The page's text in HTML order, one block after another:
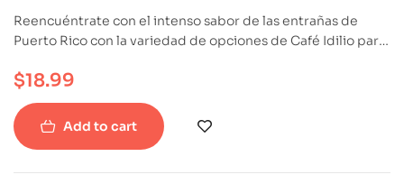
Reencuéntrate con el intenso sabor de las entrañas de
Puerto Rico con la variedad de opciones de Café Idilio para
importante en tu vida y que, como tú, siente pasión por el
café.
$18.99
Add to cart